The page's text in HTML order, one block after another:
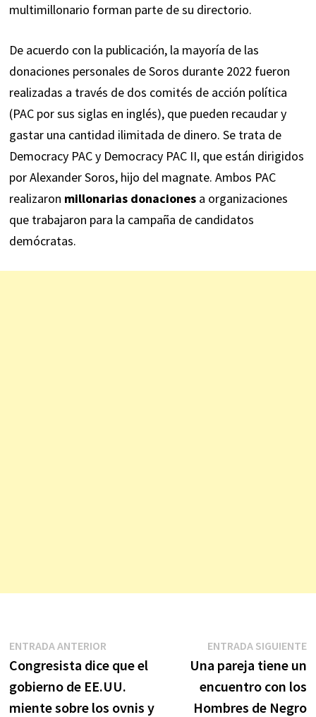
multimillonario forman parte de su directorio.
De acuerdo con la publicación, la mayoría de las
donaciones personales de Soros durante 2022 fueron
realizadas a través de dos comités de acción política
(PAC por sus siglas en inglés), que pueden recaudar y
gastar una cantidad ilimitada de dinero. Se trata de
Democracy PAC y Democracy PAC II, que están dirigidos
por Alexander Soros, hijo del magnate. Ambos PAC
realizaron millonarias donacionesa organizaciones
que trabajaron para la campaña de candidatos
demócratas.
Navegación
de
entradas
ENTRADA ANTERIOREntrada
anterior:
Congresista dice que el
gobierno de EE.UU.
miente sobre los ovnis y
ENTRADA SIGUIENTE
Una pareja tiene un
encuentro con los
Hombres de Negro